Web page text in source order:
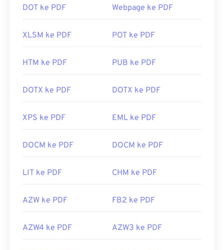
DOT ke PDF Webpage ke PDF
XLSM ke PDF POT ke PDF
HTM ke PDF PUB ke PDF
DOTX ke PDF DOTX ke PDF
XPS ke PDF EML ke PDF
DOCM ke PDF DOCM ke PDF
LIT ke PDF CHM ke PDF
AZW ke PDF FB2 ke PDF
AZW4 ke PDF AZW3 ke PDF